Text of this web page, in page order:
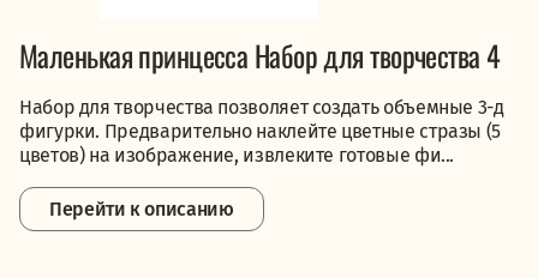
Маленькая принцесса Набор для творчества 4
Набор для творчества позволяет создать объемные 3-д
фигурки. Предварительно наклейте цветные стразы (5
цветов) на изображение, извлеките готовые фи...
Перейти к описанию